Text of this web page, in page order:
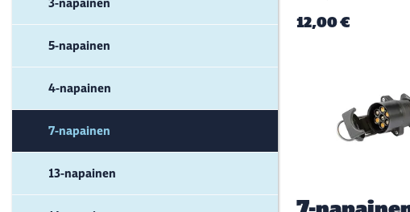
5-napainen
4-napainen
7-napainen
13-napainen
12,00 €